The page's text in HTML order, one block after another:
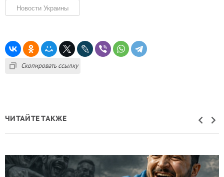
Новости Украины
Скопировать ссылку
ЧИТАЙТЕ ТАКЖЕ